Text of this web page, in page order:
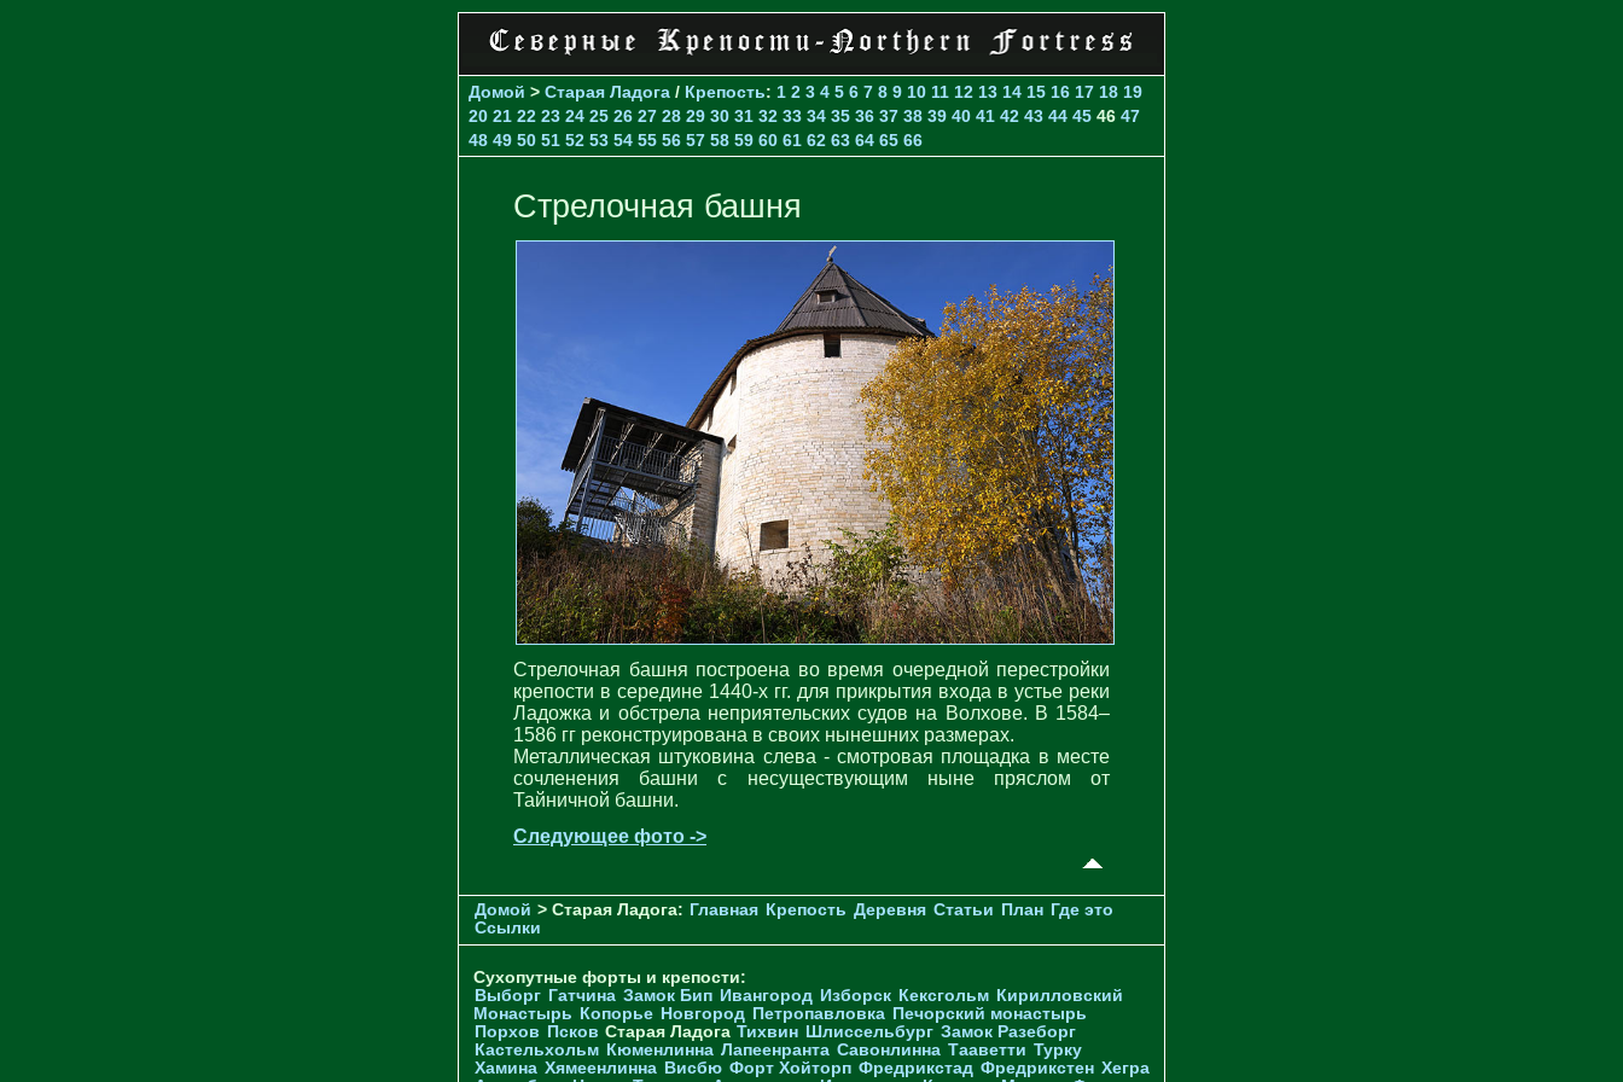
Домой > Старая Ладога / Крепость: 1 2 3 4 5 6 7 8 9 10 11 12 13 14 15 16 17 18 19
20 21 22 23 24 25 26 27 28 29 30 31 32 33 34 35 36 37 38 39 40 41 42 43 44 45 46 47
48 49 50 51 52 53 54 55 56 57 58 59 60 61 62 63 64 65 66
Стрелочная башня
Стрелочная башня построена во время очередной перестройки
крепости в середине 1440-х гг. для прикрытия входа в устье реки
Ладожка и обстрела неприятельских судов на Волхове. В 1584–
1586 гг реконструирована в своих нынешних размерах.
Металлическая штуковина слева - смотровая площадка в месте
сочленения башни с несуществующим ныне пряслом от
Тайничной башни.
Следующее фото ->
Домой > Старая Ладога: Главная Крепость Деревня Статьи План Где это
Ссылки
Сухопутные форты и крепости:
Выборг Гатчина Замок Бип Ивангород Изборск Кексгольм Кирилловский
Монастырь
Копорье Новгород Петропавловка Печорcкий монастырь
Порхов
Псков Старая Ладога Тихвин Шлиссельбург Замок Разеборг
Кастельхольм Кюменлинна Лапеенранта Савонлинна Тааветти Турку
Хамина Хямеенлинна Висбю Форт Хойторп Фредрикстад Фредрикстен Хегра